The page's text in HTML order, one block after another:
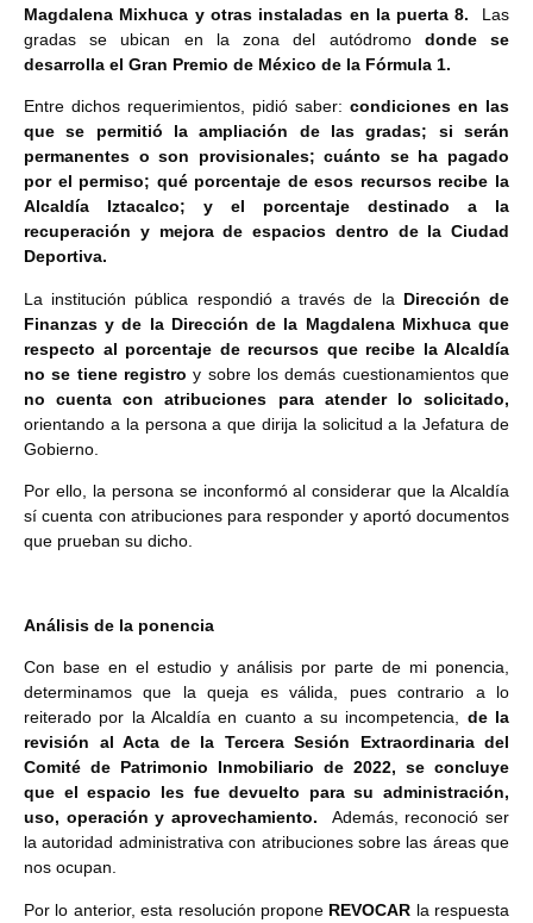
Magdalena Mixhuca y otras instaladas en la puerta 8.
Las
gradas se ubican en la zona del autódromo donde se
desarrolla el Gran Premio de México de la Fórmula 1.
Entre dichos requerimientos, pidió saber: condiciones en las
que se permitió la ampliación de las gradas; si serán
permanentes o son provisionales; cuánto se ha pagado
por el permiso; qué porcentaje de esos recursos recibe la
Alcaldía Iztacalco; y el porcentaje destinado a la
recuperación y mejora de espacios dentro de la Ciudad
Deportiva.
La institución pública respondió a través de la Dirección de
Finanzas y de la Dirección de la Magdalena Mixhuca que
respecto al porcentaje de recursos que recibe la Alcaldía
no se tiene registro y sobre los demás cuestionamientos que
no cuenta con atribuciones para atender lo solicitado,
orientando a la persona a que dirija la solicitud a la Jefatura de
Gobierno.
Por ello, la persona se inconformó al considerar que la Alcaldía
sí cuenta con atribuciones para responder y aportó documentos
que prueban su dicho.
Análisis de la ponencia
Con base en el estudio y análisis por parte de mi ponencia,
determinamos que la queja es válida, pues contrario a lo
reiterado por la Alcaldía en cuanto a su incompetencia, de la
revisión al Acta de la Tercera Sesión Extraordinaria del
Comité de Patrimonio Inmobiliario de 2022, se concluye
que el espacio les fue devuelto para su administración,
uso, operación y aprovechamiento. Además, reconoció ser
la autoridad administrativa con atribuciones sobre las áreas que
nos ocupan.
Por lo anterior, esta resolución propone REVOCAR la respuesta